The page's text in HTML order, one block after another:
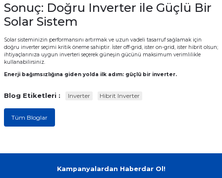
Sonuç: Doğru Inverter ile Güçlü Bir
Solar Sistem
Solar sisteminizin performansını artırmak ve uzun vadeli tasarruf sağlamak için
doğru inverter seçimi kritik öneme sahiptir. İster off-grid, ister on-grid, ister hibrit olsun;
ihtiyaçlarınıza uygun inverteri seçerek güneşin gücünü maksimum verimlilikle
kullanabilirsiniz.
Enerji bağımsızlığına giden yolda ilk adım: güçlü bir inverter.
Blog Etiketleri : Inverter Hibrit Inverter
Tüm Bloglar
Kampanyalardan Haberdar Ol!